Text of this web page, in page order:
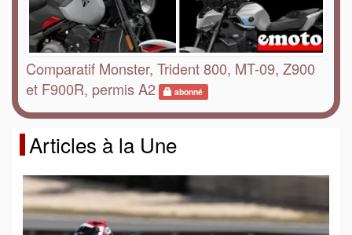
Comparatif Monster, Trident 800, MT-09, Z900
et F900R, permis A2
abonné
Articles à la Une